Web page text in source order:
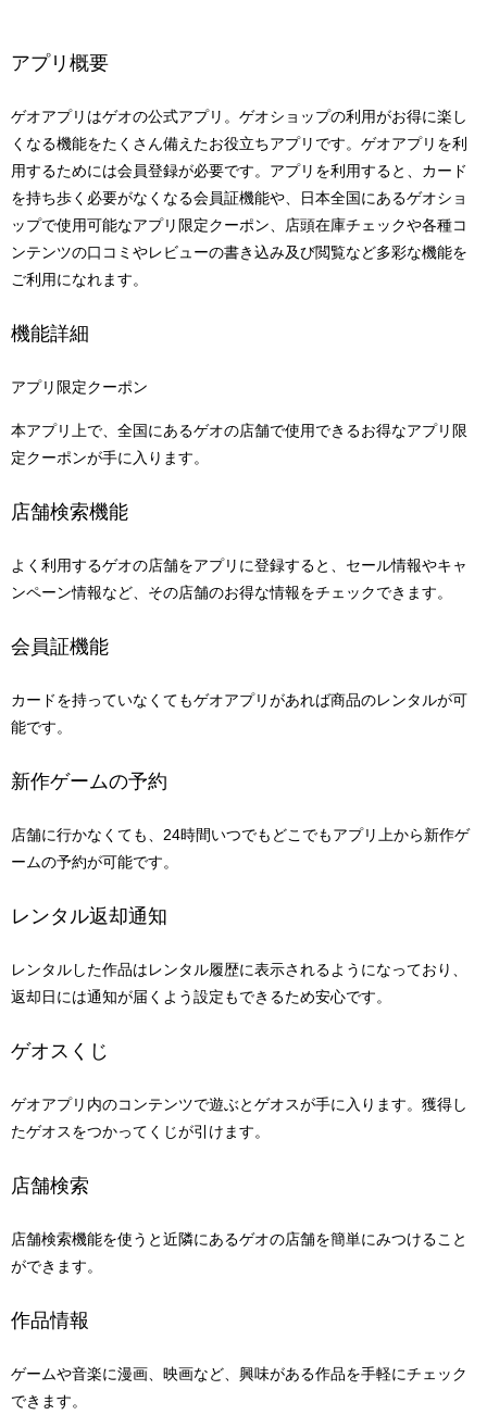
アプリ概要
ゲオアプリはゲオの公式アプリ。ゲオショップの利用がお得に楽し
くなる機能をたくさん備えたお役立ちアプリです。ゲオアプリを利
用するためには会員登録が必要です。アプリを利用すると、カード
を持ち歩く必要がなくなる会員証機能や、日本全国にあるゲオショ
ップで使用可能なアプリ限定クーポン、店頭在庫チェックや各種コ
ンテンツの口コミやレビューの書き込み及び閲覧など多彩な機能を
ご利用になれます。
機能詳細
アプリ限定クーポン
本アプリ上で、全国にあるゲオの店舗で使用できるお得なアプリ限
定クーポンが手に入ります。
店舗検索機能
よく利用するゲオの店舗をアプリに登録すると、セール情報やキャ
ンペーン情報など、その店舗のお得な情報をチェックできます。
会員証機能
カードを持っていなくてもゲオアプリがあれば商品のレンタルが可
能です。
新作ゲームの予約
店舗に行かなくても、24時間いつでもどこでもアプリ上から新作ゲ
ームの予約が可能です。
レンタル返却通知
レンタルした作品はレンタル履歴に表示されるようになっており、
返却日には通知が届くよう設定もできるため安心です。
ゲオスくじ
ゲオアプリ内のコンテンツで遊ぶとゲオスが手に入ります。獲得し
たゲオスをつかってくじが引けます。
店舗検索
店舗検索機能を使うと近隣にあるゲオの店舗を簡単にみつけること
ができます。
作品情報
ゲームや音楽に漫画、映画など、興味がある作品を手軽にチェック
できます。